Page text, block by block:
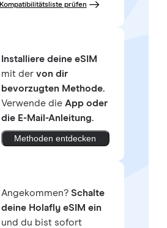
Kompatibilitätsliste prüfen
Installiere deine eSIM
mit der von dir
bevorzugten Methode.
Verwende die App oder
die E-Mail-Anleitung.
Methoden entdecken
Angekommen? Schalte
deine Holafly eSIM ein
und du bist sofort